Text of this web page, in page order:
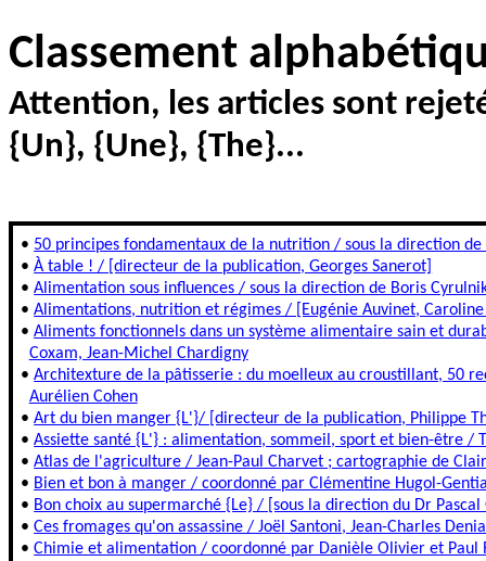
Classement
Attention, les articles sont
{Un}, {Une}, {The}...
• 50 principes fondamentaux de la nutrition / sous la direction de
•À table ! / [directeur de la publication, Georges Sanerot]
•Alimentation sous influences / sous la direction de Boris
•Alimentations, nutrition et régimes / [Eugénie Auvinet,
•Aliments fonctionnels dans un système alimentaire sain et
Coxam, Jean-Michel Chardigny
•Architexture de la pâtisserie : du moelleux au croustillant, 50
Aurélien Cohen
•Art du bien manger {L'}/ [directeur de la publication, Philippe
•Assiette santé {L'} : alimentation, sommeil, sport et bien-être /
•Atlas de l'agriculture / Jean-Paul Charvet ; cartographie de
• Bien et bon à manger / coordonné par Clémentine Hugol-
• Bon choix au supermarché {Le} / [sous la direction du Dr Pascal
•Ces fromages qu'on assassine / Joël Santoni, Jean-Charles
•Chimie et alimentation / coordonné par Danièle Olivier et Paul